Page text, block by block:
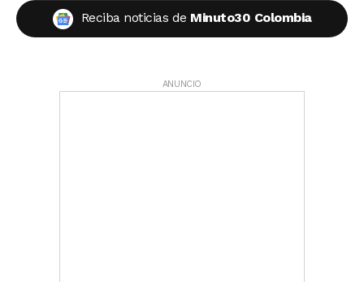
Reciba noticias de Minuto30 Colombia
ANUNCIO